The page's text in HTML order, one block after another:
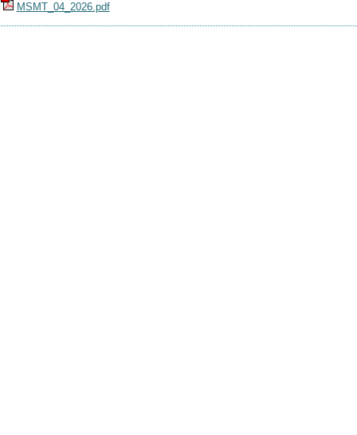
MSMT_04_2026.pdf